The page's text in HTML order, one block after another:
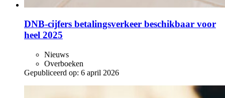
DNB-cijfers betalingsverkeer beschikbaar voor
heel 2025
Nieuws
Overboeken
Gepubliceerd op: 6 april 2026